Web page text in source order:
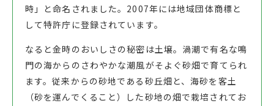
時」と命名されました。2007年には地域団体商標と
して特許庁に登録されています。
なると金時のおいしさの秘密は土壌。渦潮で有名な鳴
門の海からのさわやかな潮風がそよぐ砂畑で育てられ
ます。従来からの砂地である砂丘畑と、海砂を客土
（砂を運んでくること）した砂地の畑で栽培されてお